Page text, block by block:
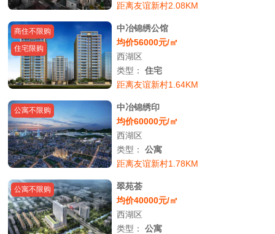
距离友谊新村2.08KM
商住不限购
住宅限购
中冶锦绣公馆
均价56000元/㎡
西湖区
类型：住宅
距离友谊新村1.64KM
公寓不限购
中冶锦绣印
均价60000元/㎡
西湖区
类型：公寓
距离友谊新村1.78KM
公寓不限购
翠苑荟
均价40000元/㎡
西湖区
类型：公寓